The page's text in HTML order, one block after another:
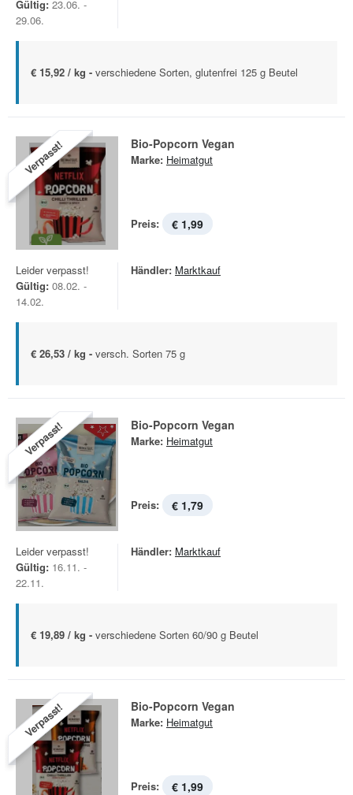
Gültig: 23.06. -
29.06.
€ 15,92 / kg - verschiedene Sorten, glutenfrei 125 g Beutel
Verpasst! Bio-Popcorn Vegan
Marke: Heimatgut
Preis: € 1,99
Leider verpasst!
Gültig: 08.02. -
14.02.
Händler: Marktkauf
€ 26,53 / kg - versch. Sorten 75 g
Verpasst! Bio-Popcorn Vegan
Marke: Heimatgut
Preis: € 1,79
Leider verpasst!
Gültig: 16.11. -
22.11.
Händler: Marktkauf
€ 19,89 / kg - verschiedene Sorten 60/90 g Beutel
Verpasst! Bio-Popcorn Vegan
Marke: Heimatgut
Preis: € 1,99